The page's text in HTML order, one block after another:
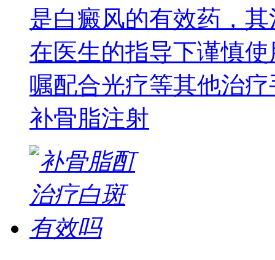
是白癜风的有效药，
在医生的指导下谨慎
嘱配合光疗等其他治
补骨脂注射